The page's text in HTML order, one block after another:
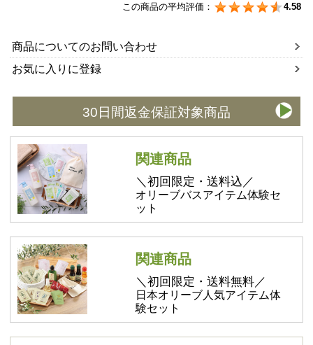
この商品の平均評価： 4.58
商品についてのお問い合わせ
お気に入りに登録
30日間返金保証対象商品
関連商品
＼初回限定・送料込／
オリーブバスアイテム体験セ
ット
関連商品
＼初回限定・送料無料／
日本オリーブ人気アイテム体
験セット